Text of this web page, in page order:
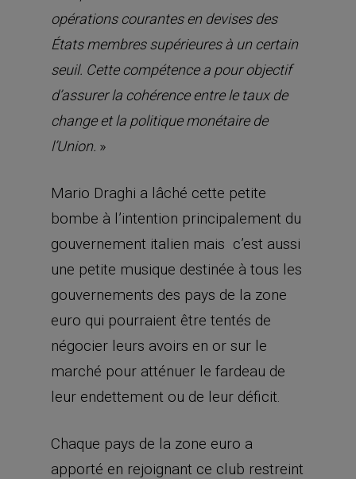
opérations courantes en devises des
États membres supérieures à un certain
seuil. Cette compétence a pour objectif
d’assurer la cohérence entre le taux de
change et la politique monétaire de
l’Union. »
Mario Draghi a lâché cette petite
bombe à l’intention principalement du
gouvernement italien mais c’est aussi
une petite musique destinée à tous les
gouvernements des pays de la zone
euro qui pourraient être tentés de
négocier leurs avoirs en or sur le
marché pour atténuer le fardeau de
leur endettement ou de leur déficit.
Chaque pays de la zone euro a
apporté en rejoignant ce club restreint